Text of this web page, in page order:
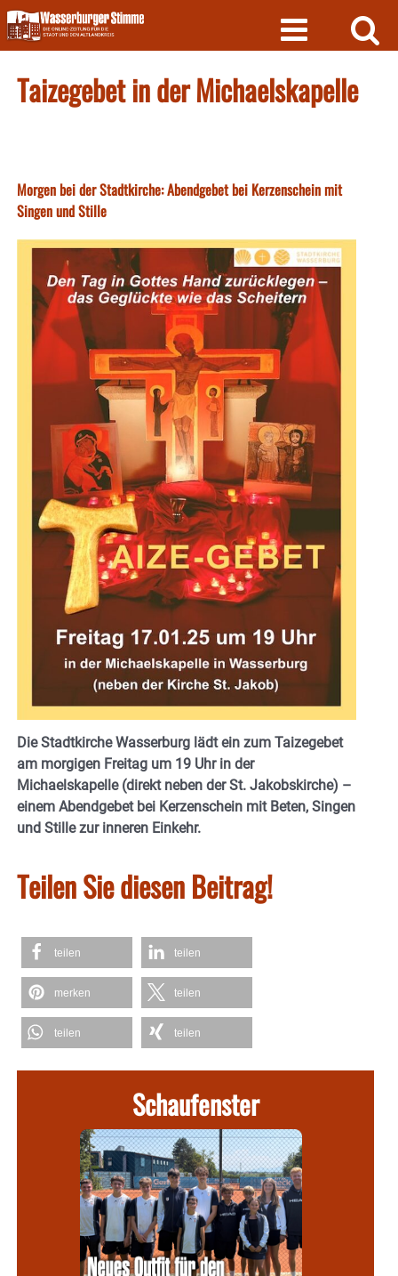
Skip
to
content
Taizegebet in der Michaelskapelle
Morgen bei der Stadtkirche: Abendgebet bei Kerzenschein mit
Singen und Stille
Die Stadtkirche Wasserburg lädt ein zum Taizegebet
am morgigen Freitag um 19 Uhr in der
Michaelskapelle (direkt neben der St. Jakobskirche) –
einem Abendgebet bei Kerzenschein mit Beten, Singen
und Stille zur inneren Einkehr.
Teilen Sie diesen Beitrag!
teilen teilen
merken teilen
teilen teilen
Schaufenster